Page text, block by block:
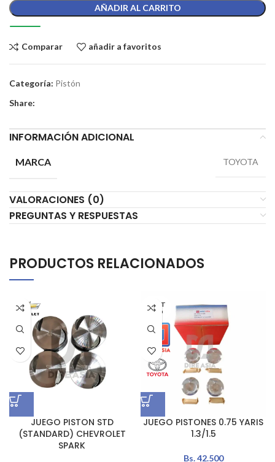
AÑADIR AL CARRITO
Comparar añadir a favoritos
Categoría: Pistón
Share:
INFORMACIÓN ADICIONAL
MARCA TOYOTA
VALORACIONES (0)
PREGUNTAS Y RESPUESTAS
PRODUCTOS RELACIONADOS
JUEGO PISTON STD
(STANDARD) CHEVROLET
SPARK
AGOT
ADO
JUEGO PISTONES 0.75 YARIS
1.3/1.5
Bs.42.500